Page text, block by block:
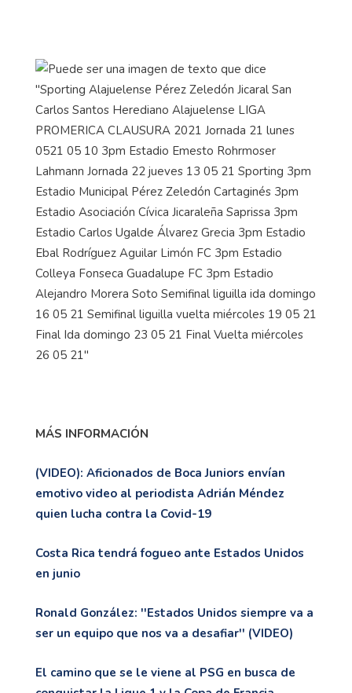
MÁS INFORMACIÓN
(VIDEO): Aficionados de Boca Juniors envían
emotivo video al periodista Adrián Méndez
quien lucha contra la Covid-19
Costa Rica tendrá fogueo ante Estados Unidos
en junio
Ronald González: ''Estados Unidos siempre va a
ser un equipo que nos va a desafiar'' (VIDEO)
El camino que se le viene al PSG en busca de